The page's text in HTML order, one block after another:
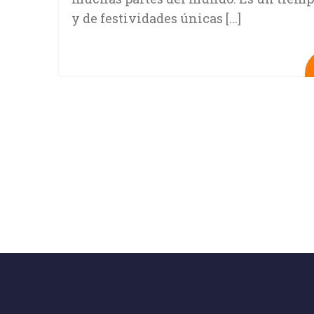
y de festividades únicas [...]